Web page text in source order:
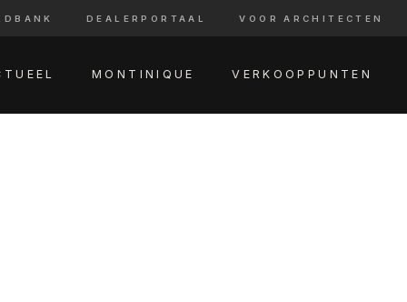
DEALERPORTAAL VOOR ARCHITECTEN
MONTINIQUE VERKOOPPUNTEN